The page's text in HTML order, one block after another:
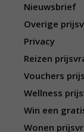
Nieuwsbrief
Overige
Privacy
Reizen
Vouchers
Wellness
Win een
Wonen